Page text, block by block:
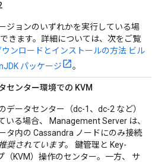
ジョンのいずれかを実行している場
きます。詳細については、次をご覧
ウンロードとインストールの方法 ビル
パッケージ
。
センター環境での KVM
データセンター（dc-1、dc-2 など）
いる場合、 Management Server は、
タ内の Cassandra ノードにのみ接続
奨されています。 鍵管理と Key-
（KVM）操作のセンター。一方、 サ